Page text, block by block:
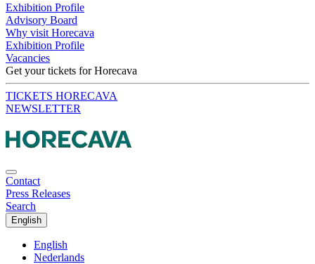
Exhibition Profile
Advisory Board
Why visit Horecava
Exhibition Profile
Vacancies
Get your tickets for Horecava
TICKETS HORECAVA
NEWSLETTER
Contact
Press Releases
Search
English
English
Nederlands